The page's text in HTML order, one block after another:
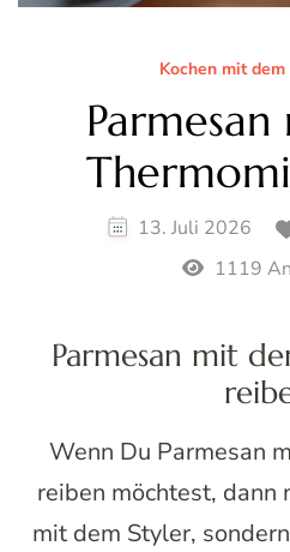
Kochen mit
13. Juli 2026
1119
Parmesan mit
Wenn Du Parmesan
reiben möchtest, dann
mit dem Styler,